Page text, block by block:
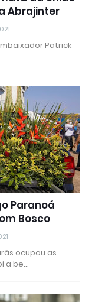
Abrajinter
Patrick
Paranoá
Bosco
ocupou as
a be…